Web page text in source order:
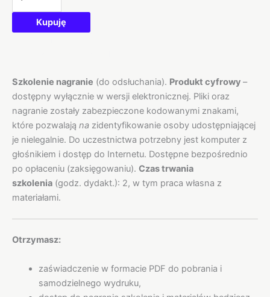
Kupuję
Szkolenie nagranie (do odsłuchania). Produkt cyfrowy –
dostępny wyłącznie w wersji elektronicznej. Pliki oraz
nagranie zostały zabezpieczone kodowanymi znakami,
które pozwalają na zidentyfikowanie osoby udostępniającej
je nielegalnie. Do uczestnictwa potrzebny jest komputer z
głośnikiem i dostęp do Internetu. Dostępne bezpośrednio
po opłaceniu (zaksięgowaniu). Czas trwania
szkolenia (godz. dydakt.): 2, w tym praca własna z
materiałami.
Otrzymasz:
zaświadczenie w formacie PDF do pobrania i
samodzielnego wydruku,